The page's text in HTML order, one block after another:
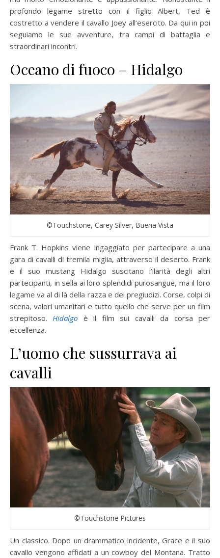
profondo legame stretto con il figlio Albert, Ted è
costretto a vendere il cavallo Joey all’esercito. Da qui in poi
seguiamo le sue avventure, tra campi di battaglia e
straordinari incontri.
Oceano di fuoco – Hidalgo
©Touchstone, Carey Silver, Buena Vista
Frank T. Hopkins viene ingaggiato per partecipare a una
gara di cavalli di tremila miglia, attraverso il deserto. Frank
e il suo mustang Hidalgo suscitano l’ilarità degli altri
partecipanti, in sella ai loro splendidi purosangue, ma il loro
legame va al di là della razza e dei pregiudizi. Corse, colpi di
scena, valori umanitari e tutto quello che serve per un film
strepitoso. Hidalgo è il film sui cavalli da corsa per
eccellenza.
L’uomo che sussurrava ai
cavalli
©Touchstone Pictures
Un classico. Dopo un drammatico incidente, Grace e il suo
cavallo vengono affidati a un cowboy del Montana. Tratto